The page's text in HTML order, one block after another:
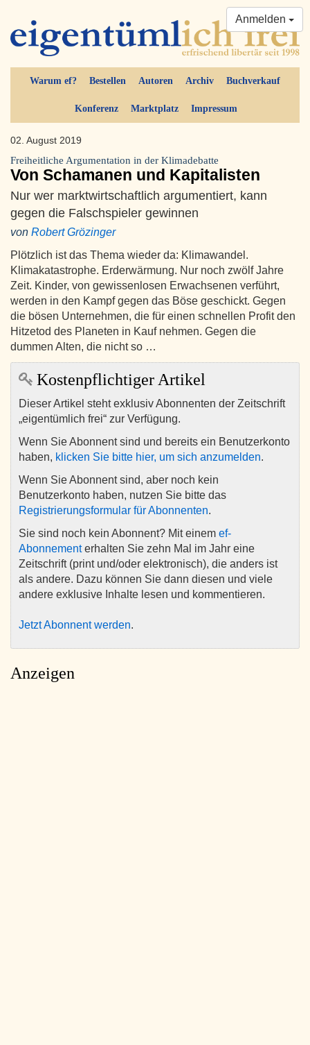
Warum ef? Bestellen Autoren Archiv Buchverkauf
Konferenz Marktplatz Impressum
Anmelden
02. August 2019
Freiheitliche Argumentation in der Klimadebatte
Von Schamanen und Kapitalisten
Nur wer marktwirtschaftlich argumentiert, kann
gegen die Falschspieler gewinnen
von Robert Grözinger
Plötzlich ist das Thema wieder da: Klimawandel.
Klimakatastrophe. Erderwärmung. Nur noch zwölf Jahre
Zeit. Kinder, von gewissenlosen Erwachsenen verführt,
werden in den Kampf gegen das Böse geschickt. Gegen
die bösen Unternehmen, die für einen schnellen Profit den
Hitzetod des Planeten in Kauf nehmen. Gegen die
dummen Alten, die nicht so …
Kostenpflichtiger Artikel
Dieser Artikel steht exklusiv Abonnenten der Zeitschrift
„eigentümlich frei“ zur Verfügung.
Wenn Sie Abonnent sind und bereits ein Benutzerkonto
haben, klicken Sie bitte hier, um sich anzumelden.
Wenn Sie Abonnent sind, aber noch kein
Benutzerkonto haben, nutzen Sie bitte das
Registrierungsformular für Abonnenten.
Sie sind noch kein Abonnent? Mit einem ef-
Abonnementerhalten Sie zehn Mal im Jahr eine
Zeitschrift (print und/oder elektronisch), die anders ist
als andere. Dazu können Sie dann diesen und viele
andere exklusive Inhalte lesen und kommentieren.
Jetzt Abonnent werden.
Anzeigen